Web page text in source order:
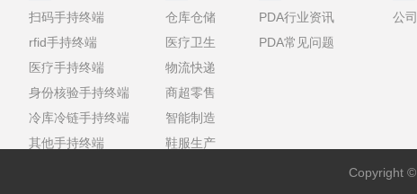
扫码手持终端
rfid手持终端
医疗手持终端
身份核验手持终端
冷库冷链手持终端
其他手持终端
仓库仓储
医疗卫生
物流快递
商超零售
智能制造
鞋服生产
PDA行业资讯
PDA常见问题
公
Copyright